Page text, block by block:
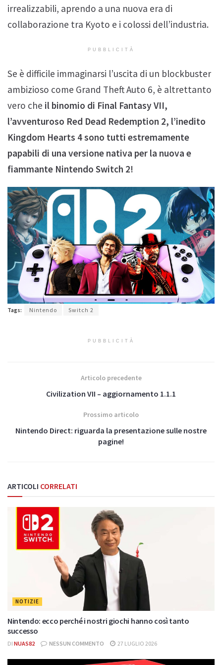
irrealizzabili, aprendo a una nuova era di
collaborazione tra Kyoto e i colossi dell’industria.
PUBBLICITÀ
Se è difficile immaginarsi l’uscita di un blockbuster
ambizioso come Grand Theft Auto 6, è altrettanto
vero che il binomio di Final Fantasy VII,
l’avventuroso Red Dead Redemption 2, l’inedito
Kingdom Hearts 4 sono tutti estremamente
papabili di una versione nativa per la nuova e
fiammante Nintendo Switch 2!
Tags: Nintendo Switch 2
PUBBLICITÀ
Articolo precedente
Civilization VII – aggiornamento 1.1.1
Prossimo articolo
Nintendo Direct: riguarda la presentazione sulle nostre
pagine!
ARTICOLI CORRELATI
NOTIZIE
Nintendo: ecco perché i nostri giochi hanno così tanto
successo
DI NUAS82 NESSUN COMMENTO 27 LUGLIO 2026